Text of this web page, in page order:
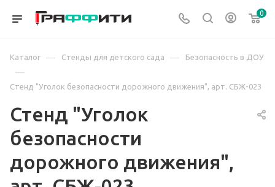
0
Каталог — Стенды для детского сада — Безопасность в ДОУ
—
Стенд "Уголок безопасности дорожного движения", арт. СБЖ-023
Стенд "Уголок
безопасности
дорожного движения",